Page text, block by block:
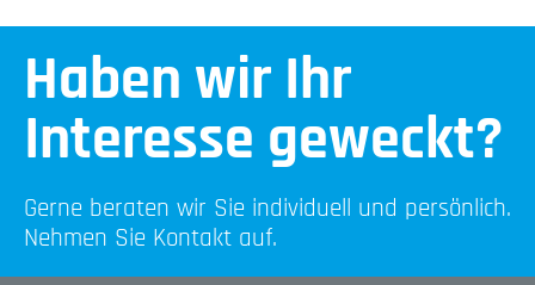
Haben wir Ihr
Interesse geweckt?
Gerne beraten wir Sie individuell und persönlich.
Nehmen Sie Kontakt auf.